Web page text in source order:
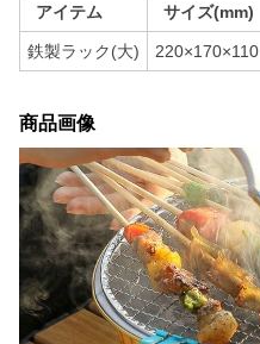
アイテム サイズ(mm)
鉄製ラック(大) 220×170×110
商品画像